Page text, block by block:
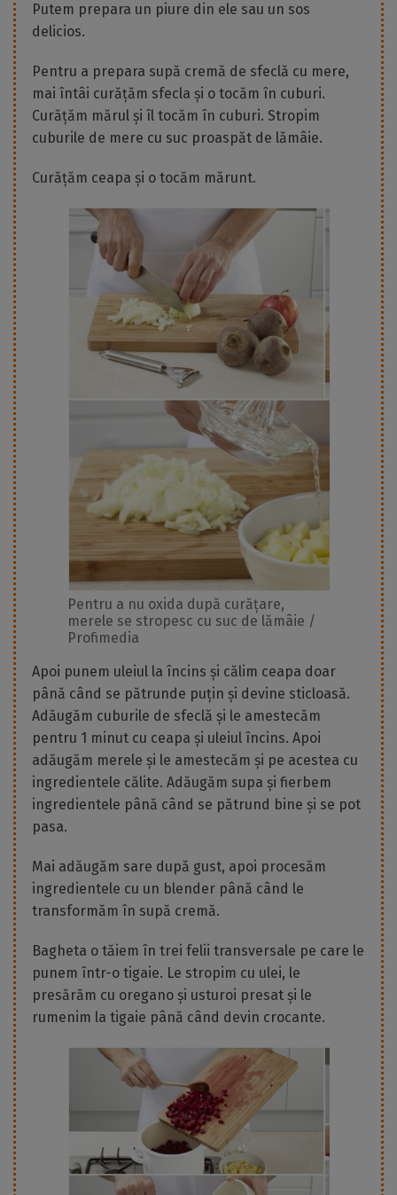
Putem prepara un piure din ele sau un sos
delicios.
Pentru a prepara supă cremă de sfeclă cu mere,
mai întâi curățăm sfecla și o tocăm în cuburi.
Curățăm mărul și îl tocăm în cuburi. Stropim
cuburile de mere cu suc proaspăt de lămâie.
Curățăm ceapa și o tocăm mărunt.
Pentru a nu oxida după curățare,
merele se stropesc cu suc de lămâie /
Profimedia
Apoi punem uleiul la încins și călim ceapa doar
până când se pătrunde puțin și devine sticloasă.
Adăugăm cuburile de sfeclă și le amestecăm
pentru 1 minut cu ceapa și uleiul încins. Apoi
adăugăm merele și le amestecăm și pe acestea cu
ingredientele călite. Adăugăm supa și fierbem
ingredientele până când se pătrund bine și se pot
pasa.
Mai adăugăm sare după gust, apoi procesăm
ingredientele cu un blender până când le
transformăm în supă cremă.
Bagheta o tăiem în trei felii transversale pe care le
punem într-o tigaie. Le stropim cu ulei, le
presărăm cu oregano și usturoi presat și le
rumenim la tigaie până când devin crocante.